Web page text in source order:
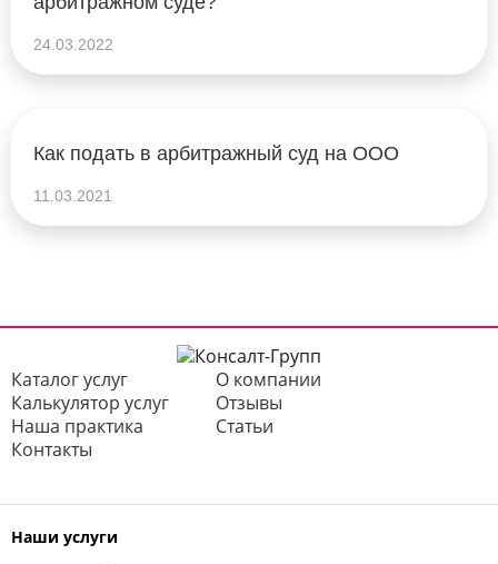
24.03.2022
Как подать в арбитражный суд на ООО
11.03.2021
Каталог услуг
О компании
Калькулятор услуг
Отзывы
Наша практика
Статьи
Контакты
Наши услуги